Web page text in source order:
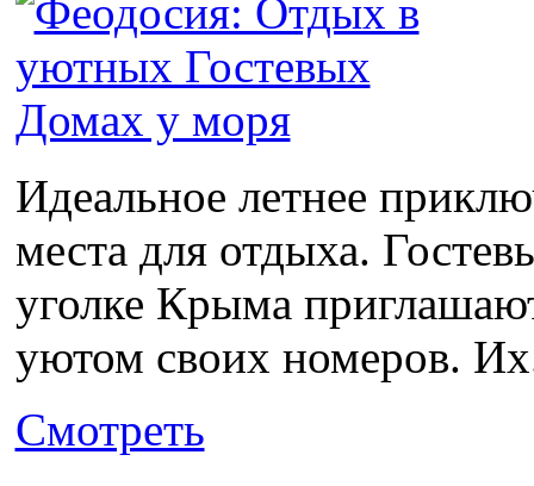
Идеальное летнее
места для отдыха.
уголке Крыма
уютом своих номеров.
Смотреть